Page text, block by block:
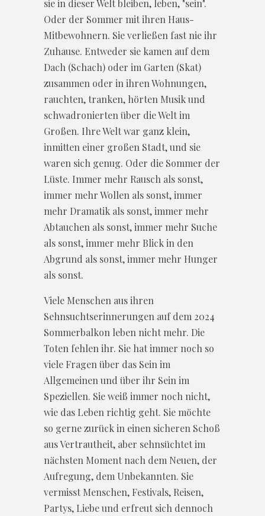
sie in dieser Welt bleiben, leben, "sein".
Oder der Sommer mit ihren Haus-
Mitbewohnern. Sie verließen fast nie ihr
Zuhause. Entweder sie kamen auf dem
Dach (Schach) oder im Garten (Skat)
zusammen oder in ihren Wohnungen,
rauchten, tranken, hörten Musik und
schwadronierten über die Welt im
Großen. Ihre Welt war ganz klein,
inmitten einer großen Stadt, und sie
waren sich genug. Oder die Sommer der
Lüste. Immer mehr Rausch als sonst,
immer mehr Wollen als sonst, immer
mehr Dramatik als sonst, immer mehr
Abtauchen als sonst, immer mehr Suche
als sonst, immer mehr Blick in den
Abgrund als sonst, immer mehr Hunger
als sonst.
Viele Menschen aus ihren
Sehnsuchtserinnerungen auf dem 2024
Sommerbalkon leben nicht mehr. Die
Toten fehlen ihr. Sie hat immer noch so
viele Fragen über das Sein im
Allgemeinen und über ihr Sein im
Speziellen. Sie weiß immer noch nicht,
wie das Leben richtig geht. Sie möchte
so gerne zurück in einen sicheren Schoß
aus Vertrautheit, aber sehnsüchtet im
nächsten Moment nach dem Neuen, der
Aufregung, dem Unbekannten. Sie
vermisst Menschen, Festivals, Reisen,
Partys, Liebe und erfreut sich dennoch